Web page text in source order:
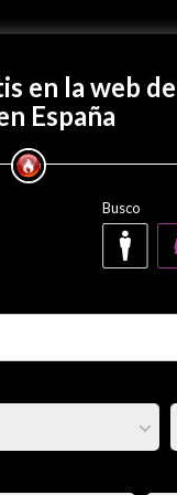
gratis
Pelo: Castaño
en la web
España
Busco